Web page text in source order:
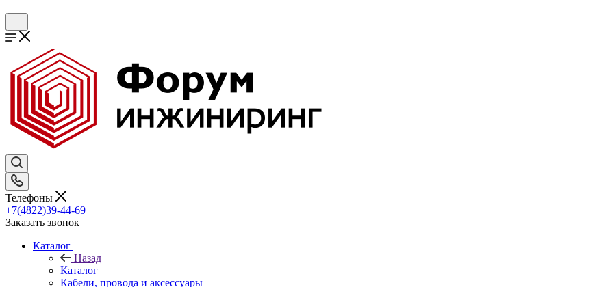
Телефоны
+7(4822)39-44-69
Заказать звонок
Каталог
Назад
Каталог
Кабели, провода и аксессуары